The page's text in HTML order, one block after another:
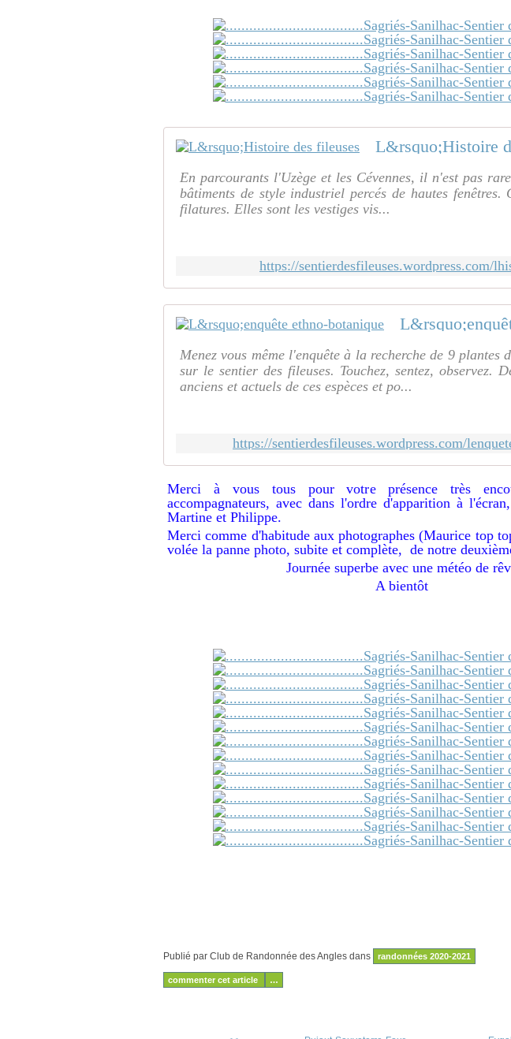
L&rsquo;Histoire
En parcourants l'Uzège et les Cévennes, il n'est pas
bâtiments de style industriel percés de hautes fenêtres.
filatures. Elles sont les vestiges vis...
https://sentierdesfileuses.wordpress.com/
Menez vous même l'enquête à la recherche de 9 plantes
sur le sentier des fileuses. Touchez, sentez, observez.
anciens et actuels de ces espèces et po...
https://sentierdesfileuses.wordpress.com/
Merci à vous tous pour votre présence très
accompagnateurs, avec dans l'ordre d'apparition à
Martine et Philippe.
Merci comme d'habitude aux photographes (Maurice top
volée la panne photo, subite et complète, de notre
Journée superbe avec une météo de
A bientôt
Publié par Club de Randonnée des Angles dans randonnées 2020-2021
commenter cet article …